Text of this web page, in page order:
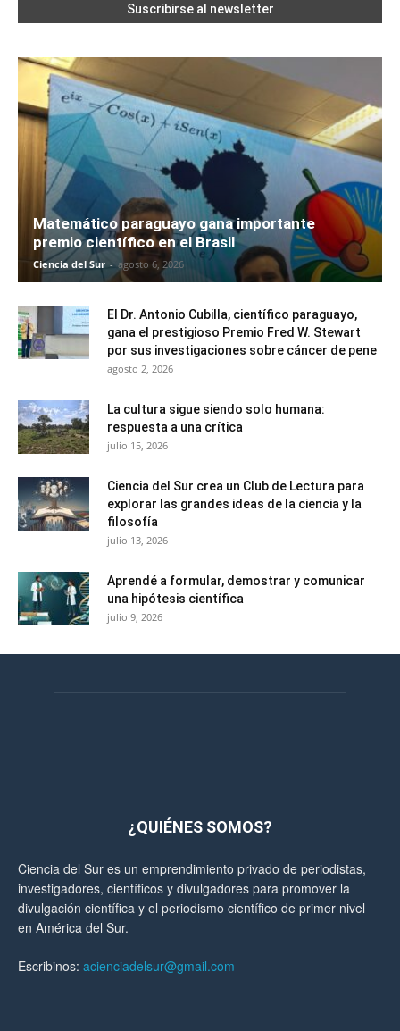
Matemático paraguayo gana importante
premio científico en el Brasil
Ciencia del Sur - agosto 6, 2026
El Dr. Antonio Cubilla, científico paraguayo,
gana el prestigioso Premio Fred W. Stewart
por sus investigaciones sobre cáncer de pene
agosto 2, 2026
La cultura sigue siendo solo humana:
respuesta a una crítica
julio 15, 2026
Ciencia del Sur crea un Club de Lectura para
explorar las grandes ideas de la ciencia y la
filosofía
julio 13, 2026
Aprendé a formular, demostrar y comunicar
una hipótesis científica
julio 9, 2026
¿QUIÉNES SOMOS?
Ciencia del Sur es un emprendimiento privado de periodistas,
investigadores, científicos y divulgadores para promover la
divulgación científica y el periodismo científico de primer nivel
en América del Sur.
Escribinos: acienciadelsur@gmail.com